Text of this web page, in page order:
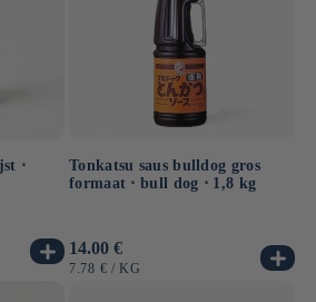
⋅
Tonkatsu saus bulldog gros
formaat ⋅ bull dog ⋅ 1,8 kg
Normale
prijs
14.00 €
EENHEIDSPRIJS
7.78 € / PER
KG